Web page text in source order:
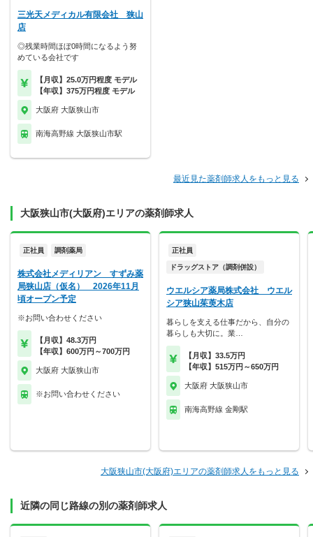
三光天メディカル有限会社 狭山
店
◎残業時間ほぼ0時間になるよう努
めている会社です
【月収】25.0万円程度 モデル
【年収】375万円程度 モデル
大阪府 大阪狭山市
南海高野線 大阪狭山市駅
最近見た薬剤師求人をもっと見る
大阪狭山市(大阪府)エリアの薬剤師求人
正社員 調剤薬局
株式会社メディリアン すずみ薬
局狭山店（仮名） 2026年11月
頃オープン予定
※お問い合わせください
【月収】48.3万円
【年収】600万円～700万円
大阪府 大阪狭山市
※お問い合わせください
正社員
ドラッグストア（調剤併設）
ウエルシア薬局株式会社 ウエル
シア狭山茱萸木店
暮らしを支える仕事だから、自分の
暮らしも大切に。業…
【月収】33.5万円
【年収】515万円～650万円
大阪府 大阪狭山市
南海高野線 金剛駅
大阪狭山市(大阪府)エリアの薬剤師求人をもっと見る
近隣の同じ路線の別の薬剤師求人